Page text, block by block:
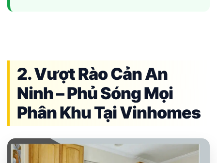
2. Vượt Rào Cản An
Ninh – Phủ Sóng Mọi
Phân Khu Tại Vinhomes